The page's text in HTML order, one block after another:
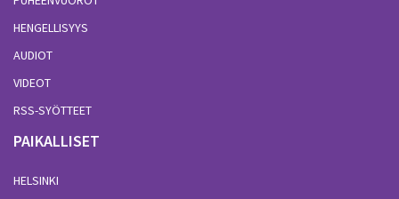
HENGELLISYYS
AUDIOT
VIDEOT
RSS-SYÖTTEET
PAIKALLISET
HELSINKI